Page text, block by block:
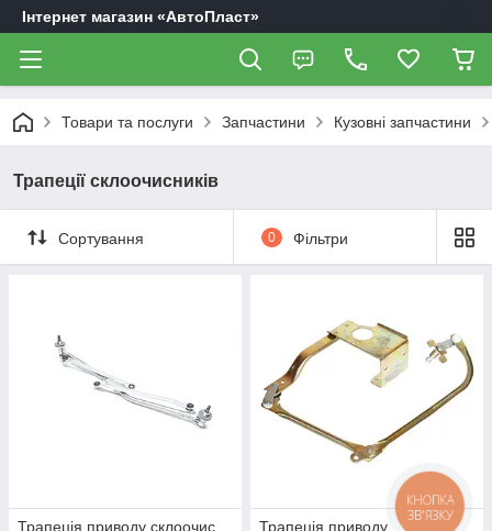
Інтернет магазин «АвтоПласт»
Товари та послуги Запчастини Кузовні запчастини
Трапеції склоочисників
Сортування 0 Фільтри
Трапеція приводу склоочис.
Трапецiя приводу
КНОПКА
ЗВ'ЯЗКУ